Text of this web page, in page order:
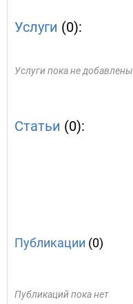
Услуги (0):
Услуги пока не добавлены
Статьи (0):
Публикации (0)
Публикаций пока нет